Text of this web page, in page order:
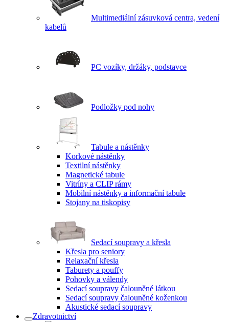
Multimediální zásuvková centra, vedení
kabelů
PC vozíky, držáky, podstavce
Podložky pod nohy
Tabule a nástěnky
Korkové nástěnky
Textilní nástěnky
Magnetické tabule
Vitríny a CLIP rámy
Mobilní nástěnky a informační tabule
Stojany na tiskopisy
Sedací soupravy a křesla
Křesla pro seniory
Relaxační křesla
Taburety a pouffy
Pohovky a válendy
Sedací soupravy čalouněné látkou
Sedací soupravy čalouněné koženkou
Akustické sedací soupravy
Zdravotnictví